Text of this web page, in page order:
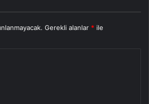
Gerekli alanlar * ile